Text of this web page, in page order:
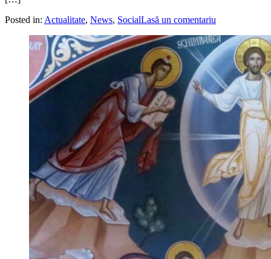
Posted in: Actualitate, News, SocialLasă un comentariu